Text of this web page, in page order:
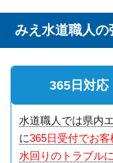
みえ水道職人の
365日対応
水道職人では県内
に365日受付でお客
水回りのトラブル